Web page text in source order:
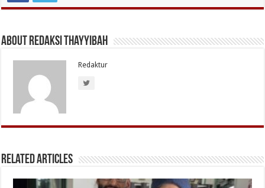
About Redaksi Thayyibah
Redaktur
Related Articles